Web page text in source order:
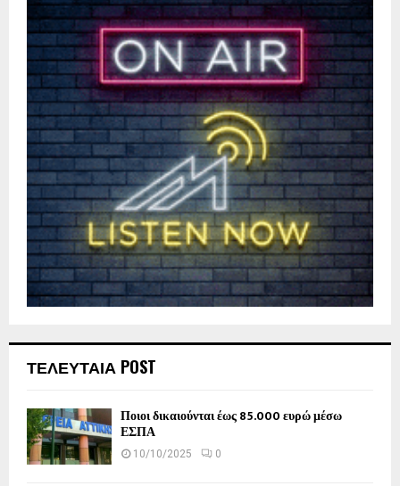
ΤΕΛΕΥΤΑΙΑ POST
Ποιοι δικαιούνται έως 85.000 ευρώ μέσω
ΕΣΠΑ
10/10/2025 0